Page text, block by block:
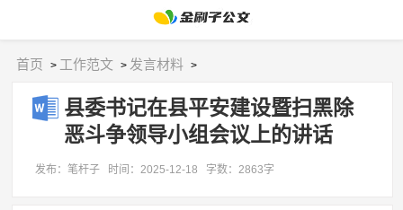
首页 > 工作范文 > 发言材料 >
县委书记在县平安建设暨扫黑除
恶斗争领导小组会议上的讲话
发布：笔杆子 时间：2025-12-18 字数：2863字